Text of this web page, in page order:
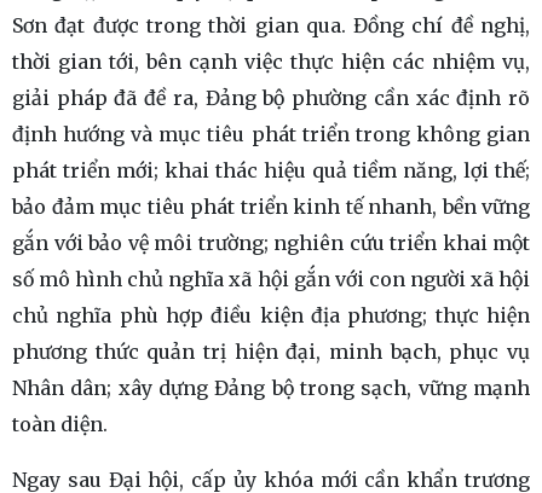
Sơn đạt được trong thời gian qua. Đồng chí đề nghị,
thời gian tới, bên cạnh việc thực hiện các nhiệm vụ,
giải pháp đã đề ra, Đảng bộ phường cần xác định rõ
định hướng và mục tiêu phát triển trong không gian
phát triển mới; khai thác hiệu quả tiềm năng, lợi thế;
bảo đảm mục tiêu phát triển kinh tế nhanh, bền vững
gắn với bảo vệ môi trường; nghiên cứu triển khai một
số mô hình chủ nghĩa xã hội gắn với con người xã hội
chủ nghĩa phù hợp điều kiện địa phương; thực hiện
phương thức quản trị hiện đại, minh bạch, phục vụ
Nhân dân; xây dựng Đảng bộ trong sạch, vững mạnh
toàn diện.
Ngay sau Đại hội, cấp ủy khóa mới cần khẩn trương